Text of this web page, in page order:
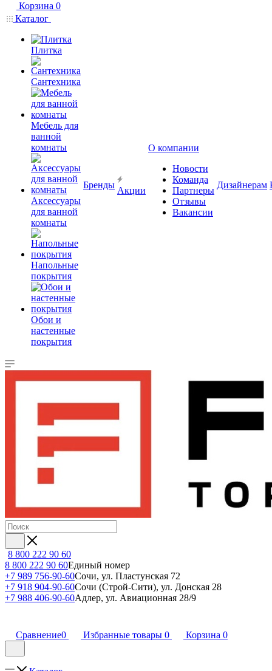
Корзина 0
Каталог
Плитка
Сантехника
Мебель для
ванной
комнаты
Аксессуары
для ванной
комнаты
Напольные
покрытия
Обои и
настенные
покрытия
Бренды
Акции
О компании
Новости
Команда
Партнеры
Отзывы
Вакансии
Дизайнерам
8 800 222 90 60
8 800 222 90 60Единый номер
+7 989 756-90-60Сочи, ул. Пластунская 72
+7 918 904-90-60Сочи (Строй-Сити), ул. Донская 28
+7 988 406-90-60Адлер, ул. Авиационная 28/9
Сравнение0 Избранные товары 0 Корзина 0